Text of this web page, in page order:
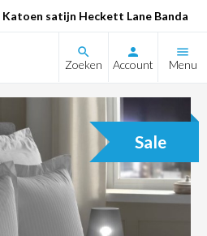
satijn Heckett Lane Banda
Zoeken Account Menu
Sale